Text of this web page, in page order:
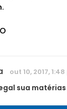
out 10, 2017,
sua